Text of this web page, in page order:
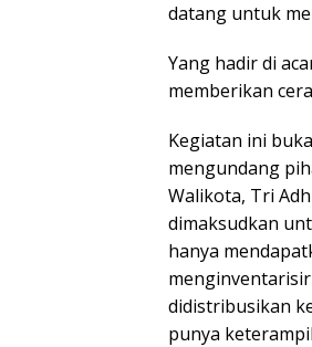
datang untuk
Yang hadir di
memberikan
Kegiatan ini
mengundang
Walikota, Tri
dimaksudkan
hanya
didistribusikan
punya